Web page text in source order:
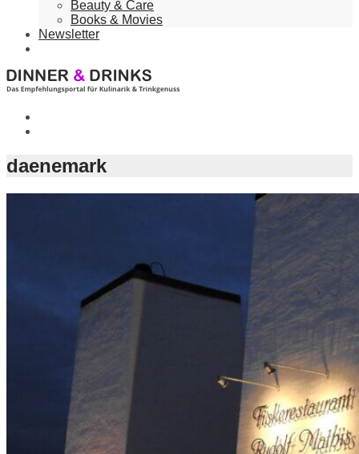
Beauty & Care
Books & Movies
Newsletter
daenemark